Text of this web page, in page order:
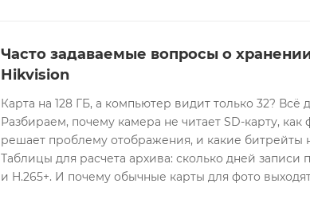
Часто задаваемые вопросы о
Hikvision
Карта на 128 ГБ, а компьютер видит только 32? Всё
Разбираем, почему камера не читает SD-карту,
решает проблему отображения, и какие
Таблицы для расчета архива: сколько дней записи
и H.265+. И почему обычные карты для фото